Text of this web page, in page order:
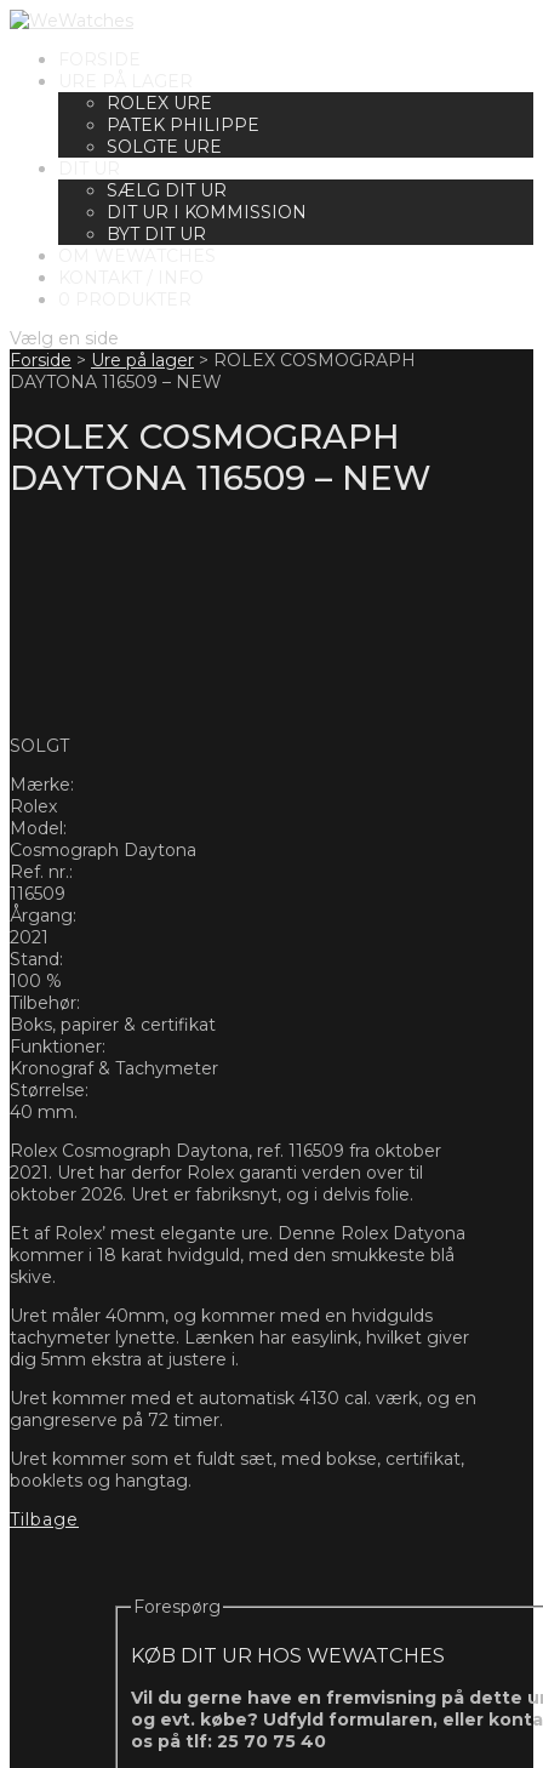
ROLEX URE
PATEK PHILIPPE
SOLGTE URE
SÆLG DIT UR
DIT UR I KOMMISSION
BYT DIT UR
Vælg en side
Forside > Ure på lager > ROLEX COSMOGRAPH
DAYTONA 116509 – NEW
ROLEX COSMOGRAPH
DAYTONA 116509 – NEW
SOLGT
Mærke:
Rolex
Model:
Cosmograph Daytona
Ref. nr.:
116509
Årgang:
2021
Stand:
100 %
Tilbehør:
Boks, papirer & certifikat
Funktioner:
Kronograf & Tachymeter
Størrelse:
40 mm.
Rolex Cosmograph Daytona, ref. 116509 fra oktober
2021. Uret har derfor Rolex garanti verden over til
oktober 2026. Uret er fabriksnyt, og i delvis folie.
Et af Rolex’ mest elegante ure. Denne Rolex Datyona
kommer i 18 karat hvidguld, med den smukkeste blå
skive.
Uret måler 40mm, og kommer med en hvidgulds
tachymeter lynette. Lænken har easylink, hvilket giver
dig 5mm ekstra at justere i.
Uret kommer med et automatisk 4130 cal. værk, og en
gangreserve på 72 timer.
Uret kommer som et fuldt sæt, med bokse, certifikat,
booklets og hangtag.
Tilbage
Forespørg
KØB DIT UR HOS WEWATCHES
Vil du gerne have en fremvisning på dette
og evt. købe? Udfyld formularen, eller
os på tlf: 25 70 75 40